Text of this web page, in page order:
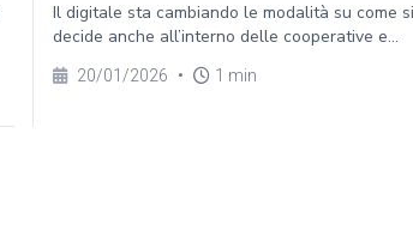
Il digitale sta cambiando le modalità su come
decide anche all’interno delle cooperative e...
20/01/2026 • 1 min